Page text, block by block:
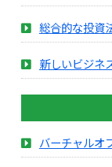
総合的な投資
新しいビジネ
バーチャルオ